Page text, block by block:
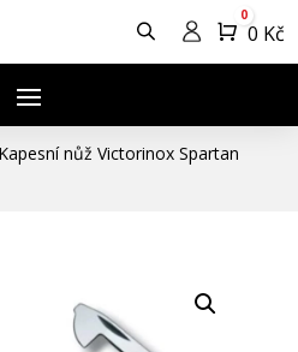
Košík
0
0 Kč
Kapesní nůž Victorinox Spartan